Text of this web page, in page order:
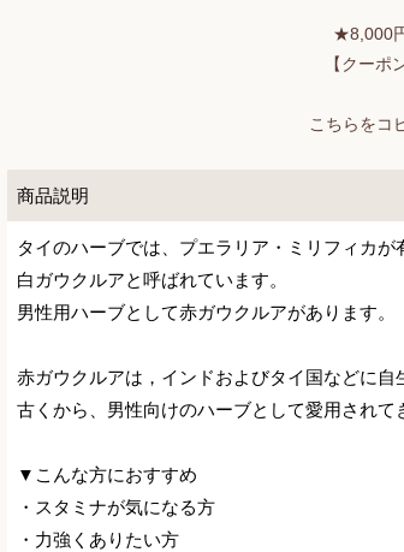
★8,000
【クーポ
こちらをコ
商品説明
タイのハーブでは、プエラリア・ミリフィカ
白ガウクルアと呼ばれています。
男性用ハーブとして赤ガウクルアがあります。
赤ガウクルアは，インドおよびタイ国などに自
古くから、男性向けのハーブとして愛用されて
▼こんな方におすすめ
・スタミナが気になる方
・力強くありたい方